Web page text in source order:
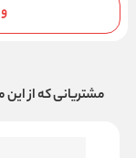
مشتریانی که از این